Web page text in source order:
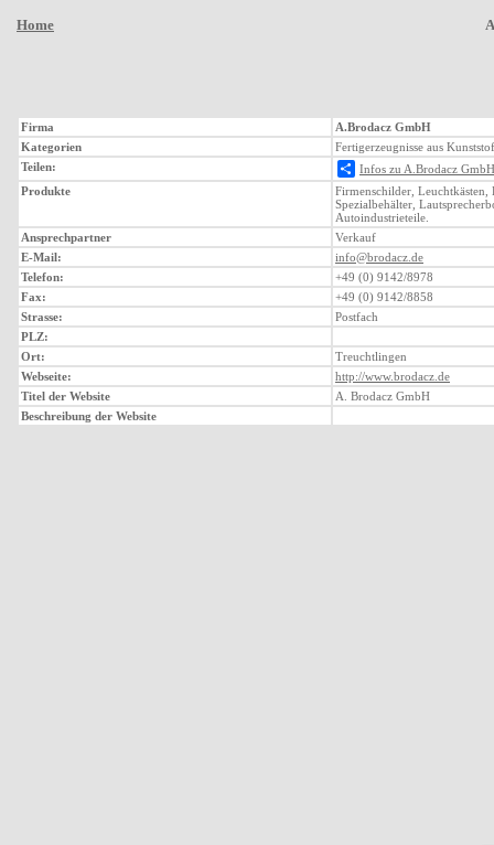
Home
Firma
A.Brodacz GmbH
Kategorien
Fertigerzeugnisse aus
Teilen:
Infos zu A.Brodacz
Produkte
Firmenschilder,
Spezialbehälter,
Autoindustrieteile.
Ansprechpartner
Verkauf
E-Mail:
info@brodacz.de
Telefon:
+49 (0) 9142/8978
Fax:
+49 (0) 9142/8858
Strasse:
Postfach
PLZ:
Ort:
Treuchtlingen
Webseite:
http://www.brodacz.de
Titel der Website
A. Brodacz GmbH
Beschreibung der Website